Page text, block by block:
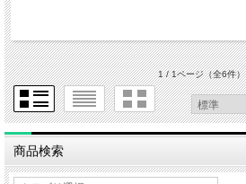
1 / 1ページ（全6件）
商品検索